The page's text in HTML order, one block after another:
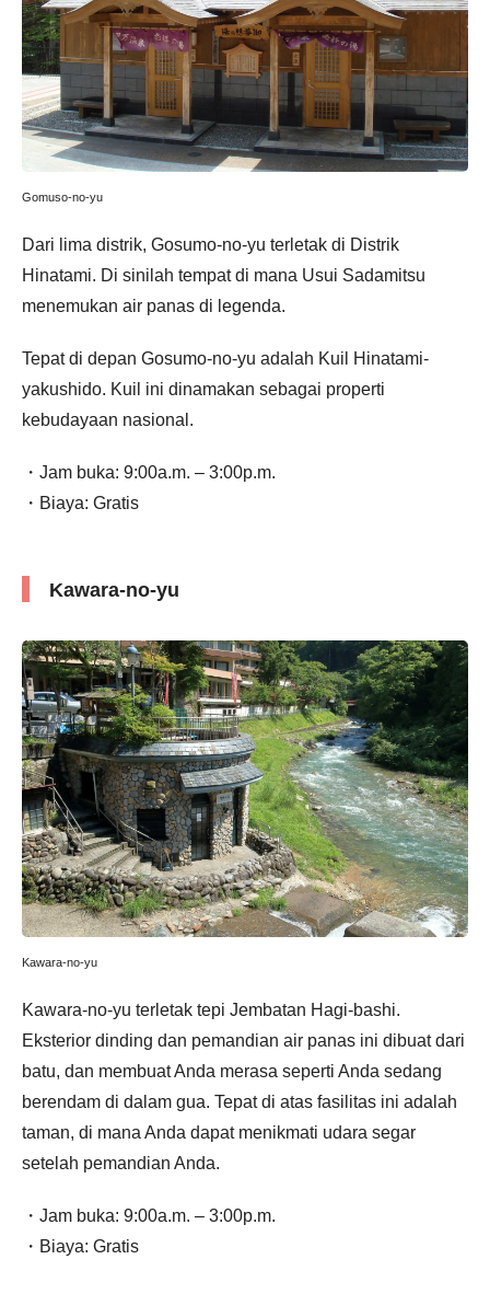
Gomuso-no-yu
Dari lima distrik, Gosumo-no-yu terletak di Distrik
Hinatami. Di sinilah tempat di mana Usui Sadamitsu
menemukan air panas di legenda.
Tepat di depan Gosumo-no-yu adalah Kuil Hinatami-
yakushido. Kuil ini dinamakan sebagai properti
kebudayaan nasional.
・Jam buka: 9:00a.m. – 3:00p.m.
・Biaya: Gratis
Kawara-no-yu
Kawara-no-yu
Kawara-no-yu terletak tepi Jembatan Hagi-bashi.
Eksterior dinding dan pemandian air panas ini dibuat dari
batu, dan membuat Anda merasa seperti Anda sedang
berendam di dalam gua. Tepat di atas fasilitas ini adalah
taman, di mana Anda dapat menikmati udara segar
setelah pemandian Anda.
・Jam buka: 9:00a.m. – 3:00p.m.
・Biaya: Gratis